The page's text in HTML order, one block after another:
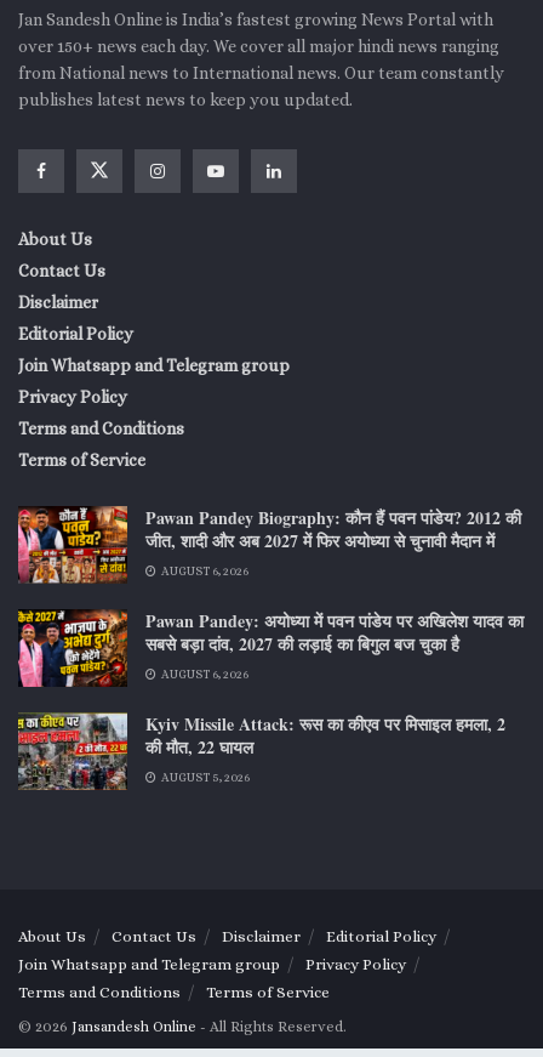
Jan Sandesh Online is India’s fastest growing News Portal with
over 150+ news each day. We cover all major hindi news ranging
from National news to International news. Our team constantly
publishes latest news to keep you updated.
About Us
Contact Us
Disclaimer
Editorial Policy
Join Whatsapp and Telegram group
Privacy Policy
Terms and Conditions
Terms of Service
Pawan Pandey Biography: कौन हैं पवन पांडेय? 2012 की
जीत, शादी और अब 2027 में फिर अयोध्या से चुनावी मैदान में
AUGUST 6, 2026
Pawan Pandey: अयोध्या में पवन पांडेय पर अखिलेश यादव का
सबसे बड़ा दांव, 2027 की लड़ाई का बिगुल बज चुका है
AUGUST 6, 2026
Kyiv Missile Attack: रूस का कीएव पर मिसाइल हमला, 2
की मौत, 22 घायल
AUGUST 5, 2026
About Us Contact Us Disclaimer
Editorial Policy
Join Whatsapp and Telegram group
Privacy Policy
Terms and Conditions
Terms of Service
© 2026 Jansandesh Online - All Rights Reserved.